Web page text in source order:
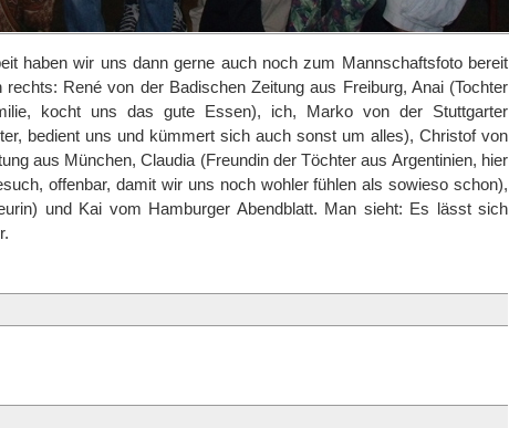
haben wir uns dann gerne auch noch zum Mannschaftsfoto bereit
René von der Badischen Zeitung aus Freiburg, Anai (Tochter
kocht uns das gute Essen), ich, Marko von der Stuttgarter
bedient uns und kümmert sich auch sonst um alles), Christof von
aus München, Claudia (Freundin der Töchter aus Argentinien, hier
offenbar, damit wir uns noch wohler fühlen als sowieso schon),
und Kai vom Hamburger Abendblatt. Man sieht: Es lässt sich